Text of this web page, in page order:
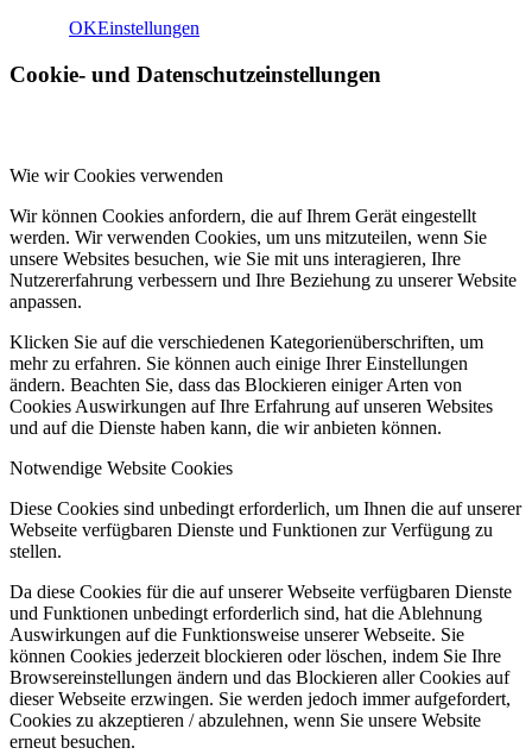
OKEinstellungen
Cookie- und Datenschutzeinstellungen
Wie wir Cookies verwenden
Wir können Cookies anfordern, die auf Ihrem Gerät eingestellt
werden. Wir verwenden Cookies, um uns mitzuteilen, wenn Sie
unsere Websites besuchen, wie Sie mit uns interagieren, Ihre
Nutzererfahrung verbessern und Ihre Beziehung zu unserer Website
anpassen.
Klicken Sie auf die verschiedenen Kategorienüberschriften, um
mehr zu erfahren. Sie können auch einige Ihrer Einstellungen
ändern. Beachten Sie, dass das Blockieren einiger Arten von
Cookies Auswirkungen auf Ihre Erfahrung auf unseren Websites
und auf die Dienste haben kann, die wir anbieten können.
Notwendige Website Cookies
Diese Cookies sind unbedingt erforderlich, um Ihnen die auf unserer
Webseite verfügbaren Dienste und Funktionen zur Verfügung zu
stellen.
Da diese Cookies für die auf unserer Webseite verfügbaren Dienste
und Funktionen unbedingt erforderlich sind, hat die Ablehnung
Auswirkungen auf die Funktionsweise unserer Webseite. Sie
können Cookies jederzeit blockieren oder löschen, indem Sie Ihre
Browsereinstellungen ändern und das Blockieren aller Cookies auf
dieser Webseite erzwingen. Sie werden jedoch immer aufgefordert,
Cookies zu akzeptieren / abzulehnen, wenn Sie unsere Website
erneut besuchen.